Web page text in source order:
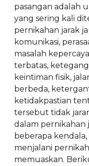
pasangan adalah
yang sering kali
pernikahan jarak
komunikasi,
masalah
terbatas,
keintiman fisik,
berbeda,
ketidakpastian
tersebut tidak
dalam pernikahan
beberapa
menjalani
memuaskan.